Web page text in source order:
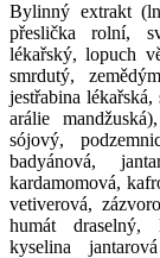
Bylinný extrakt
přeslička rolní,
lékařský, lopuch
smrdutý,
jestřabina
arálie
sójový,
badyánová,
kardamomová,
vetiverová,
humát draselný,
kyselina